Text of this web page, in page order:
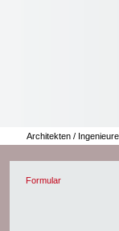
Architekten / Ingenieure
Formular